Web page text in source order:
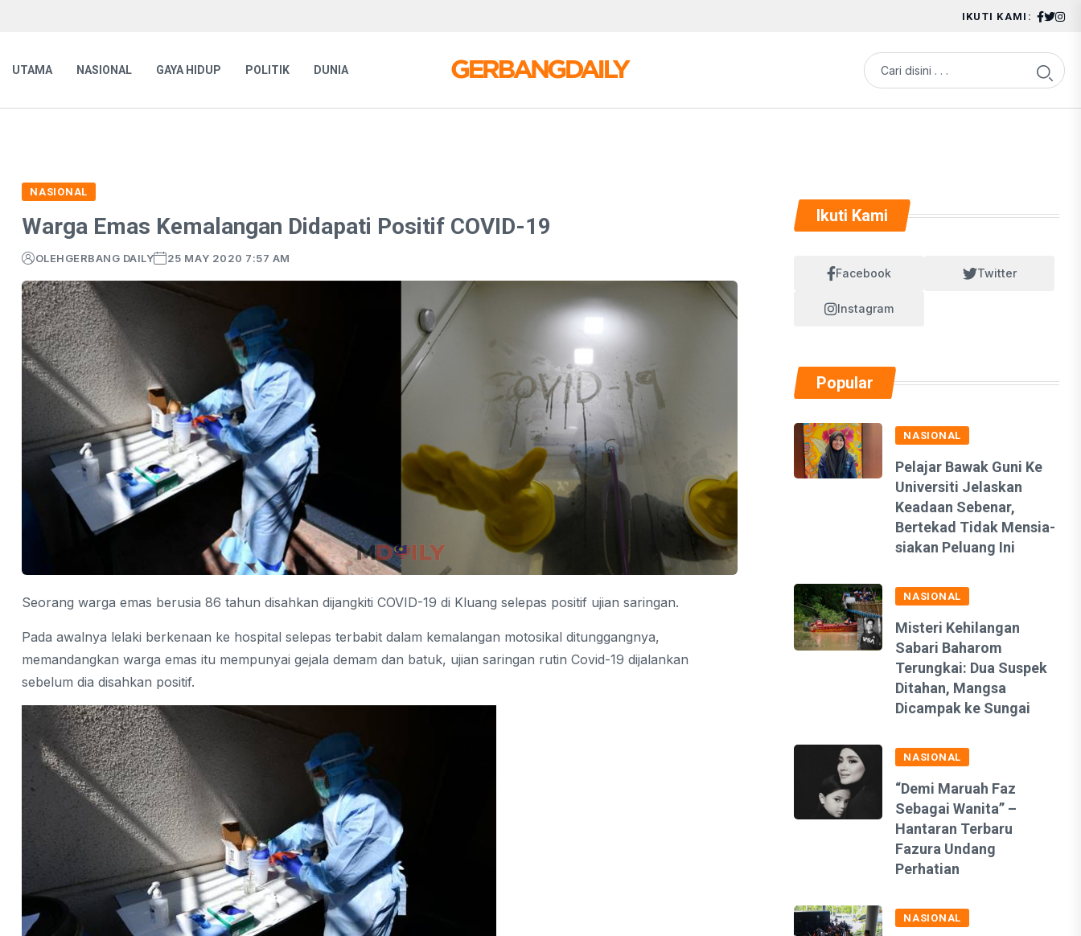
IKUTI KAMI:
UTAMA NASIONAL GAYA HIDUP POLITIK DUNIA
NASIONAL
Warga Emas Kemalangan Didapati Positif COVID-19
OLEHGERBANG DAILY 25 MAY 2020 7:57 AM
Seorang warga emas berusia 86 tahun disahkan dijangkiti COVID-19 di Kluang selepas positif ujian saringan.
Pada awalnya lelaki berkenaan ke hospital selepas terbabit dalam kemalangan motosikal ditunggangnya,
memandangkan warga emas itu mempunyai gejala demam dan batuk, ujian saringan rutin Covid-19 dijalankan
sebelum dia disahkan positif.
Ikuti Kami
Facebook Twitter
Instagram
Popular
NASIONAL
Pelajar Bawak Guni Ke
Universiti Jelaskan
Keadaan Sebenar,
Bertekad Tidak Mensia-
siakan Peluang Ini
NASIONAL
Misteri Kehilangan
Sabari Baharom
Terungkai: Dua Suspek
Ditahan, Mangsa
Dicampak ke Sungai
NASIONAL
“Demi Maruah Faz
Sebagai Wanita” –
Hantaran Terbaru
Fazura Undang
Perhatian
NASIONAL